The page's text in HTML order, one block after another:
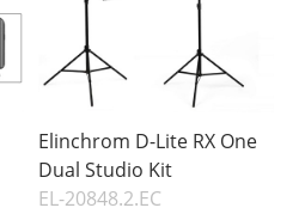
Elinchrom D-Lite RX One
Dual Studio Kit
EL-20848.2.EC